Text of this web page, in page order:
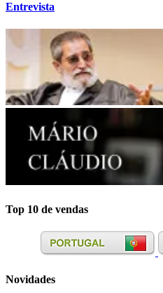
Entrevista
Top 10 de vendas
Novidades